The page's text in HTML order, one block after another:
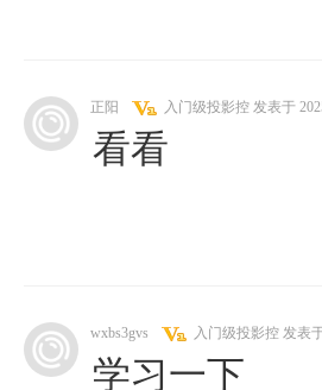
正阳 入门级投影控 发表于
看看
wxbs3gvs 入门级投影控 发表
学习一下